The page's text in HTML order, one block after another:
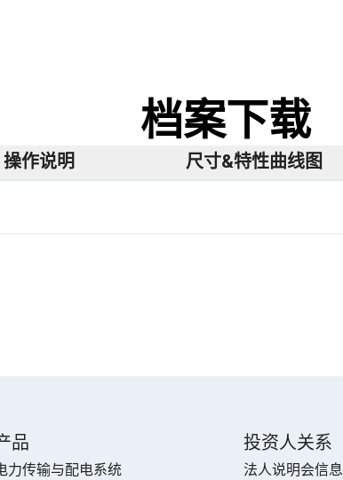
档案下载
作说明 尺寸&特性曲线图
品
力传输与配电系统
投资人关系
法人说明会信息